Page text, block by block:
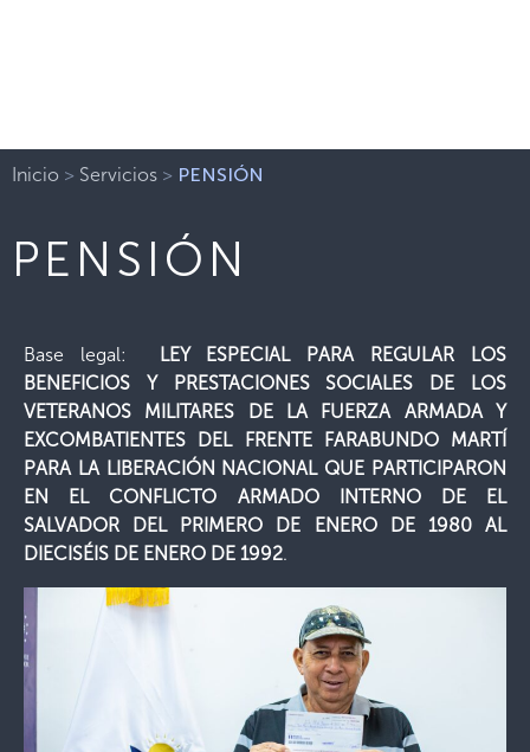
Inicio > Servicios > PENSIÓN
PENSIÓN
Base legal: LEY ESPECIAL PARA REGULAR LOS
BENEFICIOS Y PRESTACIONES SOCIALES DE LOS
VETERANOS MILITARES DE LA FUERZA ARMADA Y
EXCOMBATIENTES DEL FRENTE FARABUNDO MARTÍ
PARA LA LIBERACIÓN NACIONAL QUE PARTICIPARON
EN EL CONFLICTO ARMADO INTERNO DE EL
SALVADOR DEL PRIMERO DE ENERO DE 1980 AL
DIECISÉIS DE ENERO DE 1992.